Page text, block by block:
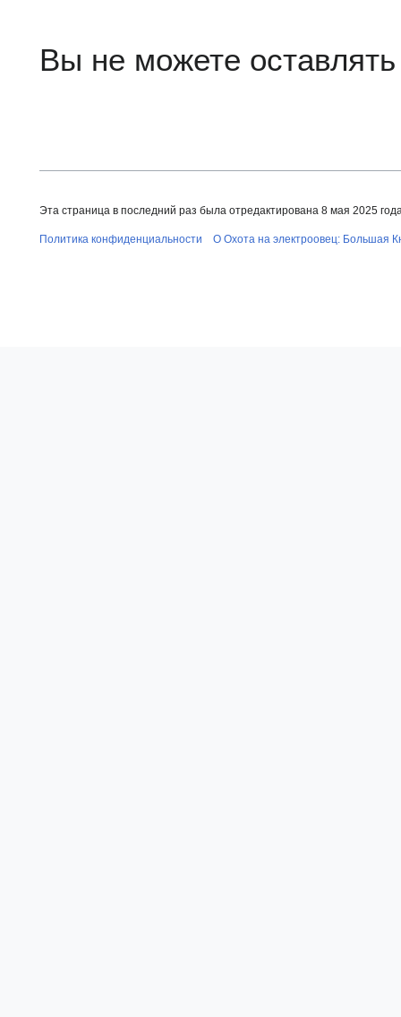
Вы не можете
Эта страница в последний раз была отредактирована 8 мая 2025
Политика конфиденциальности О Охота на электроовец: Большая